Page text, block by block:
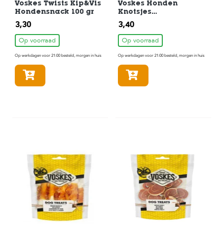
Voskes Twists Kip&Vis
Hondensnack 100 gr
3,30
Op voorraad
Op werkdagen voor 21:00 besteld, morgen in huis
Voskes Honden
Knotsjes
Hondensnack 100 gr
3,40
Op voorraad
Op werkdagen voor 21:00 besteld, morgen in huis